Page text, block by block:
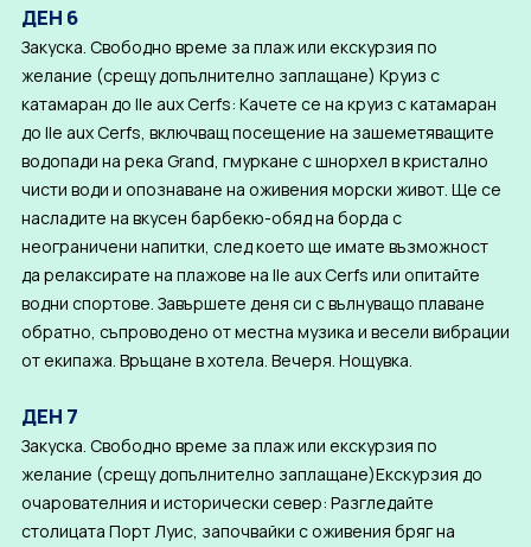
ДЕН 6
Закуска. Свободно време за плаж или екскурзия по
желание (срещу допълнително заплащане) Круиз с
катамаран до Ile aux Cerfs: Качете се на круиз с катамаран
до Ile aux Cerfs, включващ посещение на зашеметяващите
водопади на река Grand, гмуркане с шнорхел в кристално
чисти води и опознаване на оживения морски живот. Ще се
насладите на вкусен барбекю-обяд на борда с
неограничени напитки, след което ще имате възможност
да релаксирате на плажове на Ile aux Cerfs или опитайте
водни спортове. Завършете деня си с вълнуващо плаване
обратно, съпроводено от местна музика и весели вибрации
от екипажа. Връщане в хотела. Вечеря. Нощувка.
ДЕН 7
Закуска. Свободно време за плаж или екскурзия по
желание (срещу допълнително заплащане)Екскурзия до
очарователния и исторически север: Разгледайте
столицата Порт Луис, започвайки с оживения бряг на